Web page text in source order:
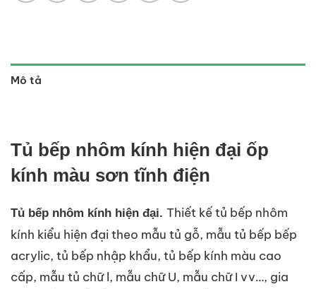
Mô tả
Tủ bếp nhôm kính hiện đại ốp
kính màu sơn tĩnh điện
Tủ bếp nhôm kính hiện đại. Thiết kế tủ bếp nhôm
kính kiểu hiện đại theo mẫu tủ gỗ, mẫu tủ bếp bếp
acrylic, tủ bếp nhập khẩu, tủ bếp kính màu cao
cấp, mẫu tủ chữ l, mẫu chữ U, mẫu chữ I vv…, gia